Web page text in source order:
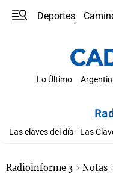
Deportes
Lo Último
Las claves del día Las
Radioinforme 3 Notas